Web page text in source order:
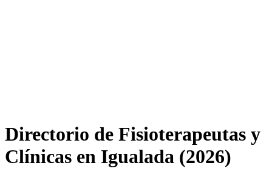
Directorio de Fisioterapeutas y
Clínicas en Igualada (2026)